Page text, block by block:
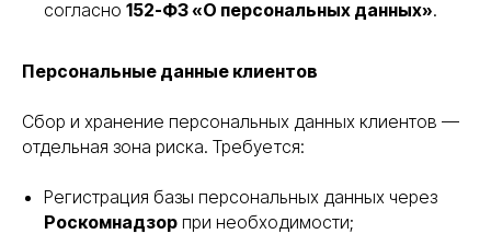
согласно 152-ФЗ «О персональных данных».
Персональные данные клиентов
Сбор и хранение персональных данных клиентов —
отдельная зона риска. Требуется:
Регистрация базы персональных данных через
Роскомнадзор при необходимости;